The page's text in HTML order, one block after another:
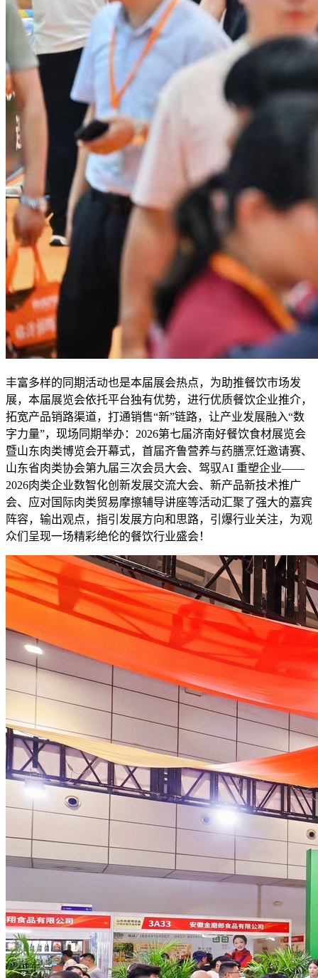
丰富多样的同期活动也是本届展会热点，为助推餐饮市场发
展，本届展览会依托平台独有优势，进行优质餐饮企业推介，
拓宽产品销路渠道，打通销售“新”链路，让产业发展融入“数
字力量”，现场同期举办：2026第七届济南好餐饮食材展览会
暨山东肉类博览会开幕式，首届齐鲁营养与药膳烹饪邀请赛、
山东省肉类协会第九届三次会员大会、驾驭AI 重塑企业——
2026肉类企业数智化创新发展交流大会、新产品新技术推广
会、应对国际肉类贸易摩擦辅导讲座等活动汇聚了强大的嘉宾
阵容，输出观点，指引发展方向和思路，引爆行业关注，为观
众们呈现一场精彩绝伦的餐饮行业盛会！